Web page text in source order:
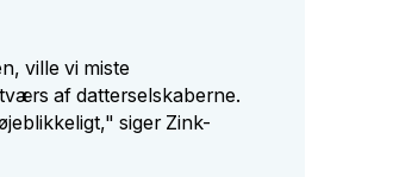
ville vi miste
af datterselskaberne.
siger Zink-